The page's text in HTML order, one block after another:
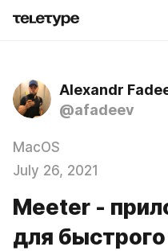
Alexandr
@afadeev
MacOS
July 26, 2021
Meeter -
для